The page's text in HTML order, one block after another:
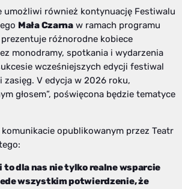
umożliwi również kontynuację Festiwalu
Mała Czarnaw ramach programu
prezentuje różnorodne kobiece
monodramy, spotkania i wydarzenia
wcześniejszych edycji festiwal
zasięg. V edycja w 2026 roku,
głosem”, poświęcona będzie tematyce
opublikowanym przez Teatr
to dla nas nie tylko realne wsparcie
wszystkim potwierdzenie, że